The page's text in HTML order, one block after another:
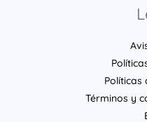
Políticas
Términos y